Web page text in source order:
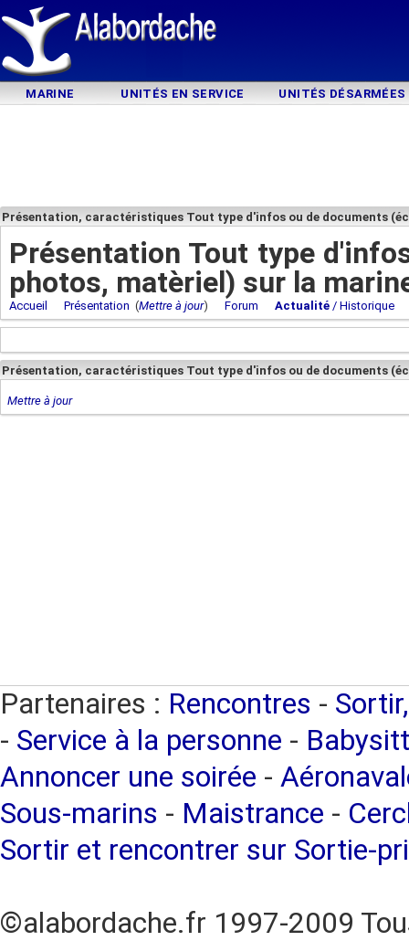
MARINE UNITÉS EN SERVICE UNITÉS DÉSARMÉES
Présentation, caractéristiques Tout type d'infos ou de documents
Présentation Tout type
photos, matèriel) sur la
Accueil Présentation (Mettre à jour) Forum Actualité / Historique
Présentation, caractéristiques Tout type d'infos ou de documents
Mettre à jour
Partenaires : Rencontres -
- Service à la personne -
Annoncer une soirée -
Sous-marins - Maistrance -
Sortir et rencontrer sur Sortie-
©alabordache.fr 1997-2009